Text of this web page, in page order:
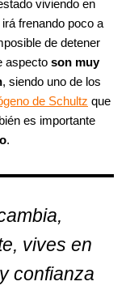
viviendo en
frenando poco a
de detener
aspecto son muy
, siendo uno de los
de Schultz que
es importante
.
vives en
confianza